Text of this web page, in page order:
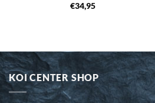
€34,95
KOI CENTER SHOP